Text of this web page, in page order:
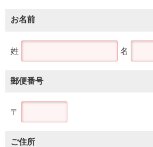
お名前
姓 名
郵便番号
〒
ご住所